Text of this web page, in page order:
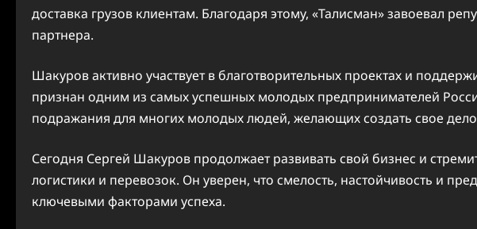
доставка грузов клиентам. Благодаря этому, «Талисман» завоевал
партнера.
Шакуров активно участвует в благотворительных проектах и
признан одним из самых успешных молодых предпринимателей
подражания для многих молодых людей, желающих создать свое
Сегодня Сергей Шакуров продолжает развивать свой бизнес и
логистики и перевозок. Он уверен, что смелость, настойчивость и
ключевыми факторами успеха.